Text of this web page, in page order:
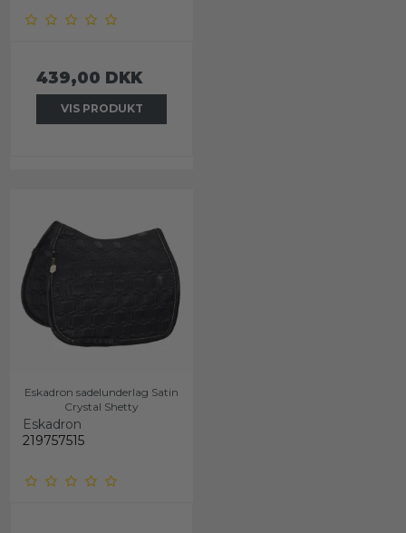
439,00 DKK
VIS PRODUKT
Eskadron sadelunderlag Satin
Crystal Shetty
Eskadron
219757515